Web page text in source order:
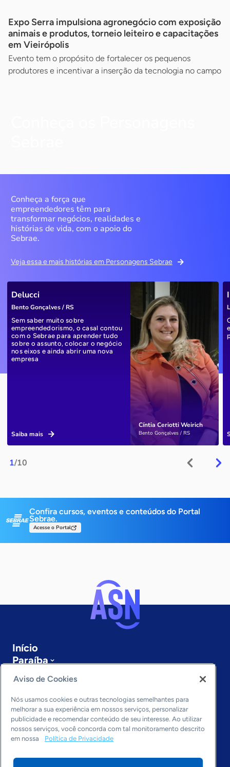
Expo Serra impulsiona agronegócio com exposição
animais e produtos, torneio leiteiro e capacitações
em Vieirópolis
Evento tem o propósito de fortalecer os pequenos
produtores e incentivar a inserção da tecnologia no campo
Conheça a força que
empreendedores têm para
transformar negócios, realidades e
histórias de vida, com o apoio do
Sebrae.
Veja essa e mais histórias em Personagens Sebrae
1/10
Cíntia Ceriotti Weirich
Bento Gonçalves / RS
Delucci
Bento Gonçalves / RS
Sem saber muito sobre
empreendedorismo, o casal contou
com o Sebrae para aprender tudo
sobre o assunto, colocar o negócio
nos eixos e ainda abrir uma nova
empresa
Saiba mais
Confira cursos, eventos e conteúdos do Portal
Sebrae.
Acesse o Portal
Início
Paraíba
Sobre a ASN
Últimas notícias
Entre em contato
Editorias
Economia & Política
Inovação & Tecnologia
Cultura empreendedora
Aviso de Cookies
Nós usamos cookies e outras tecnologias semelhantes para
melhorar a sua experiência em nossos serviços, personalizar
publicidade e recomendar conteúdo de seu interesse. Ao utilizar
nossos serviços, você concorda com tal monitoramento descrito
em nossa
Política de Privacidade